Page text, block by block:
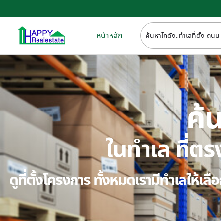
หน้าหลัก
ค้
ในทำเล ที่ต
ดูที่ตั้งโครงการ ทั้งหมดเรามีทำเลให้เ